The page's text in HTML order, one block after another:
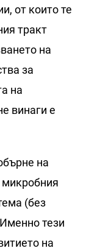
от които те
тракт
на
за
на
винаги е
на
микробния
(без
тези
на